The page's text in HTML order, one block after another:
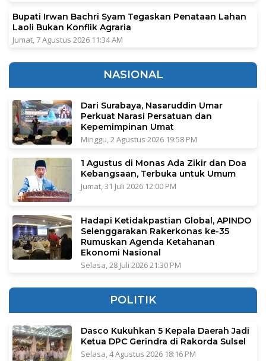
Bupati Irwan Bachri Syam Tegaskan Penataan Lahan
Laoli Bukan Konflik Agraria
Jumat, 7 Agustus 2026 11:34 AM
NASIONAL
Dari Surabaya, Nasaruddin Umar
Perkuat Narasi Persatuan dan
Kepemimpinan Umat
Minggu, 2 Agustus 2026 19:58 PM
1 Agustus di Monas Ada Zikir dan Doa
Kebangsaan, Terbuka untuk Umum
Jumat, 31 Juli 2026 12:00 PM
Hadapi Ketidakpastian Global, APINDO
Selenggarakan Rakerkonas ke-35
Rumuskan Agenda Ketahanan
Ekonomi Nasional
Selasa, 28 Juli 2026 21:30 PM
POLITIK
Dasco Kukuhkan 5 Kepala Daerah Jadi
Ketua DPC Gerindra di Rakorda Sulsel
Selasa, 4 Agustus 2026 18:16 PM